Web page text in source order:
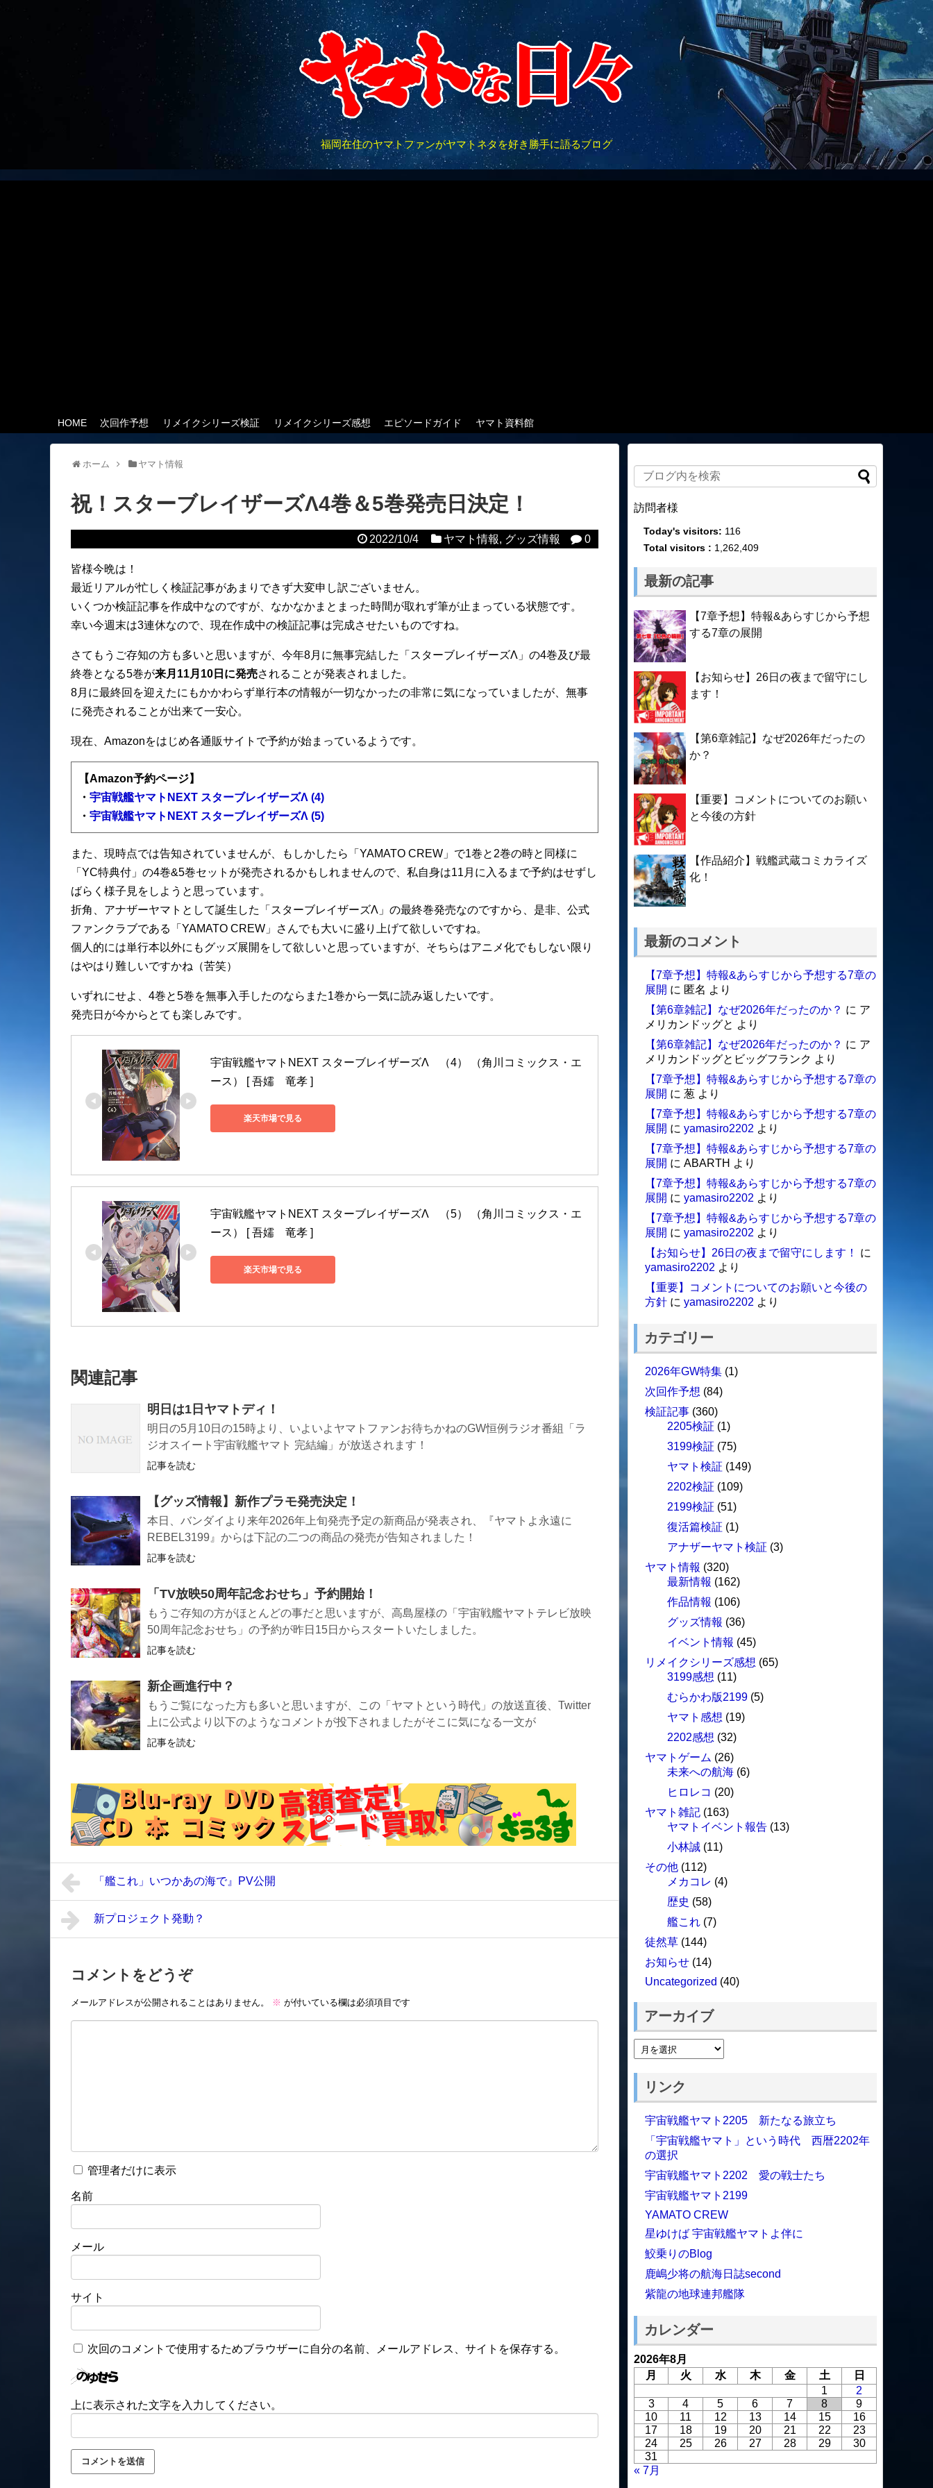
福岡在住のヤマトファンがヤマトネタを好き勝手に語るブログ
HOME 次回作予想 リメイクシリーズ検証 リメイクシリーズ感想 エピソードガイド ヤマト資料館
ホーム ヤマト情報
祝！スターブレイザーズΛ4巻＆5巻発売日決定！
2022/10/4 ヤマト情報, グッズ情報 0
皆様今晩は！
最近リアルが忙しく検証記事があまりできず大変申し訳ございません。
いくつか検証記事を作成中なのですが、なかなかまとまった時間が取れず筆が止まっている状態です。
幸い今週末は3連休なので、現在作成中の検証記事は完成させたいものですね。
さてもうご存知の方も多いと思いますが、今年8月に無事完結した「スターブレイザーズΛ」の4巻及び最
終巻となる5巻が来月11月10日に発売されることが発表されました。
8月に最終回を迎えたにもかかわらず単行本の情報が一切なかったの非常に気になっていましたが、無事
に発売されることが出来て一安心。
現在、Amazonをはじめ各通販サイトで予約が始まっているようです。
【Amazon予約ページ】
・ 宇宙戦艦ヤマトNEXT スターブレイザーズΛ (4)
・ 宇宙戦艦ヤマトNEXT スターブレイザーズΛ (5)
また、現時点では告知されていませんが、もしかしたら「YAMATO CREW」で1巻と2巻の時と同様に
「YC特典付」の4巻&5巻セットが発売されるかもしれませんので、私自身は11月に入るまで予約はせずし
ばらく様子見をしようと思っています。
折角、アナザーヤマトとして誕生した「スターブレイザーズΛ」の最終巻発売なのですから、是非、公式
ファンクラブである「YAMATO CREW」さんでも大いに盛り上げて欲しいですね。
個人的には単行本以外にもグッズ展開をして欲しいと思っていますが、そちらはアニメ化でもしない限り
はやはり難しいですかね（苦笑）
いずれにせよ、4巻と5巻を無事入手したのならまた1巻から一気に読み返したいです。
発売日が今からとても楽しみです。
宇宙戦艦ヤマトNEXT スターブレイザーズΛ　（4） （角川コミックス・エ
ース） [ 吾嬬　竜孝 ]
楽天市場で見る
宇宙戦艦ヤマトNEXT スターブレイザーズΛ　（5） （角川コミックス・エ
ース） [ 吾嬬　竜孝 ]
楽天市場で見る
関連記事
明日は1日ヤマトディ！
明日の5月10日の15時より、いよいよヤマトファンお待ちかねのGW恒例ラジオ番組「ラ
ジオスイート宇宙戦艦ヤマト 完結編」が放送されます！
記事を読む
【グッズ情報】新作プラモ発売決定！
本日、バンダイより来年2026年上旬発売予定の新商品が発表され、『ヤマトよ永遠に
REBEL3199』からは下記の二つの商品の発売が告知されました！
記事を読む
「TV放映50周年記念おせち」予約開始！
もうご存知の方がほとんどの事だと思いますが、高島屋様の「宇宙戦艦ヤマトテレビ放映
50周年記念おせち」の予約が昨日15日からスタートいたしました。
記事を読む
新企画進行中？
もうご覧になった方も多いと思いますが、この「ヤマトという時代」の放送直後、Twitter
上に公式より以下のようなコメントが投下されましたがそこに気になる一文が
記事を読む
「艦これ」いつかあの海で』PV公開
新プロジェクト発動？
コメントをどうぞ
メールアドレスが公開されることはありません。 ※ が付いている欄は必須項目です
管理者だけに表示
名前
メール
サイト
次回のコメントで使用するためブラウザーに自分の名前、メールアドレス、サイトを保存する。
上に表示された文字を入力してください。
訪問者様
Today's visitors: 116
Total visitors : 1,262,409
最新の記事
【7章予想】特報&あらすじから予想
する7章の展開
【お知らせ】26日の夜まで留守にし
ます！
【第6章雑記】なぜ2026年だったの
か？
【重要】コメントについてのお願い
と今後の方針
【作品紹介】戦艦武蔵コミカライズ
化！
最新のコメント
【7章予想】特報&あらすじから予想する7章の
展開 に 匿名 より
【第6章雑記】なぜ2026年だったのか？ に ア
メリカンドッグと より
【第6章雑記】なぜ2026年だったのか？ に ア
メリカンドッグとビッグフランク より
【7章予想】特報&あらすじから予想する7章の
展開 に 葱 より
【7章予想】特報&あらすじから予想する7章の
展開 に yamasiro2202 より
【7章予想】特報&あらすじから予想する7章の
展開 に ABARTH より
【7章予想】特報&あらすじから予想する7章の
展開 に yamasiro2202 より
【7章予想】特報&あらすじから予想する7章の
展開 に yamasiro2202 より
【お知らせ】26日の夜まで留守にします！
に
yamasiro2202 より
【重要】コメントについてのお願いと今後の
方針 に yamasiro2202 より
カテゴリー
2026年GW特集 (1)
次回作予想 (84)
検証記事 (360)
2205検証 (1)
3199検証 (75)
ヤマト検証 (149)
2202検証 (109)
2199検証 (51)
復活篇検証 (1)
アナザーヤマト検証 (3)
ヤマト情報 (320)
最新情報 (162)
作品情報 (106)
グッズ情報 (36)
イベント情報 (45)
リメイクシリーズ感想 (65)
3199感想 (11)
むらかわ版2199 (5)
ヤマト感想 (19)
2202感想 (32)
ヤマトゲーム (26)
未来への航海 (6)
ヒロレコ (20)
ヤマト雑記 (163)
ヤマトイベント報告 (13)
小林誠 (11)
その他 (112)
メカコレ (4)
歴史 (58)
艦これ (7)
徒然草 (144)
お知らせ (14)
Uncategorized (40)
アーカイブ
リンク
宇宙戦艦ヤマト2205 新たなる旅立ち
「宇宙戦艦ヤマト」という時代 西暦2202年
の選択
宇宙戦艦ヤマト2202 愛の戦士たち
宇宙戦艦ヤマト2199
YAMATO CREW
星ゆけば 宇宙戦艦ヤマトよ伴に
鮫乗りのBlog
鹿嶋少将の航海日誌second
紫龍の地球連邦艦隊
カレンダー
2026年8月
月
火 水 木 金 土
日
1
2
3
4 5 6 7 8
9
10
11 12 13 14 15
16
17
18 19 20 21 22
23
24
25 26 27 28 29
30
31
« 7月